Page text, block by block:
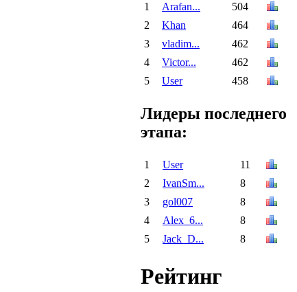
1 Arafan...
504
2
Khan
464
3
vladim...
462
4
Victor...
462
5
User 458
Лидеры последнего
этапа:
1 User
11
2
IvanSm...
8
3
gol007
8
4
Alex_6...
8
5
Jack_D... 8
Рейтинг